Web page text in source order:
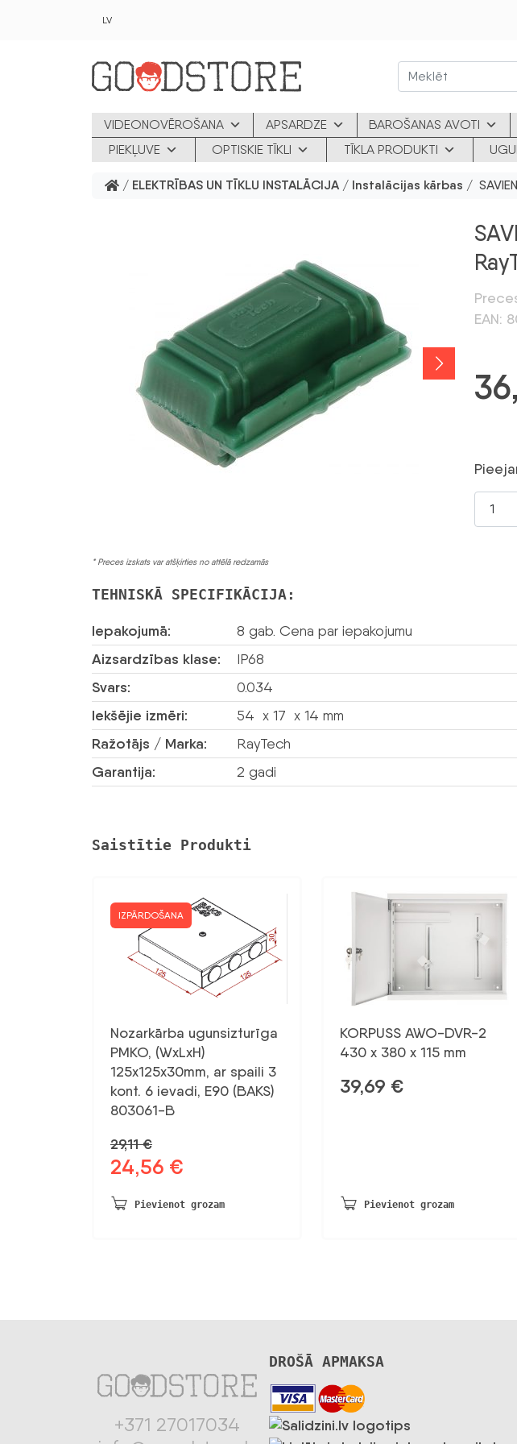
LV
VIDEONOVĒROŠANA APSARDZE BAROŠANAS AVOTI
PIEKĻUVE
OPTISKIE TĪKLI TĪKLA PRODUKTI
/ ELEKTRĪBAS UN TĪKLU INSTALĀCIJA / Instalācijas kārbas /
* Preces izskats var atšķirties no attēlā redzamās
EAN:
TEHNISKĀ SPECIFIKĀCIJA:
Iepakojumā: 8 gab. Cena par iepakojumu
Aizsardzības klase: IP68
Svars: 0.034
Iekšējie izmēri: 54 x 17 x 14 mm
Ražotājs / Marka: RayTech
Garantija: 2 gadi
Saistītie Produkti
IZPĀRDOŠANA
Nozarkārba ugunsizturīga
PMKO, (WxLxH)
125x125x30mm, ar spaili 3
kont. 6 ievadi, E90 (BAKS)
803061-B
29,11€
Sākotnējā
bija:
24,56 €
ir:
Pievienot grozam
KORPUSS AWO-DVR-2
430 x 380 x 115 mm
39,69 €
Pievienot grozam
+371 27017034
DROŠĀ APMAKSA